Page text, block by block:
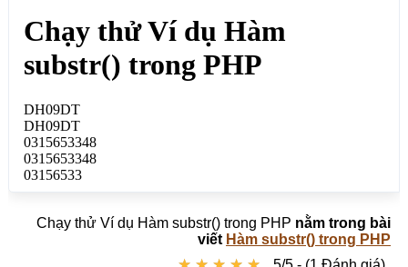
// Bắt đầu từ vị trí thứ 10 bên phải qua và kiểm
tra 10 ký tự ở bên phải, lấy 2 ký tự đầu tiên
echo substr($chuoigoc ,-10, 2); //Kết quả: 03
echo "<br>";
tra 1 ký tự ở bên phải, lấy 1 ký tự
echo substr($chuoigoc ,-1, 1); //Kết quả: 8
echo "<br>";
// Bắt đầu từ vị trí thứ 2 bên phải qua và kiểm tra
2 ký tự ở bên phải, lấy 2 ký tự
echo "<br>";
Chạy thử Ví dụ Hàm substr() trong PHP nằm trong bài
viết Hàm substr() trong PHP